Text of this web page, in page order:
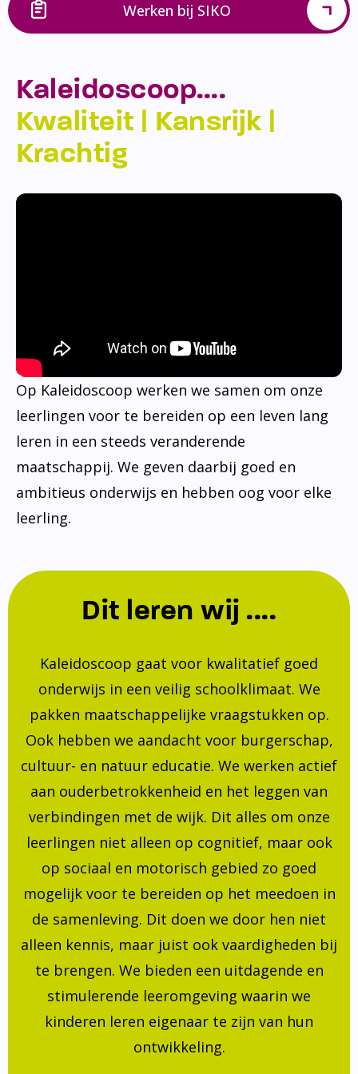
Werken bij SIKO
Kaleidoscoop….
Kwaliteit | Kansrijk |
Krachtig
Op Kaleidoscoop werken we samen om onze
leerlingen voor te bereiden op een leven lang
leren in een steeds veranderende
maatschappij. We geven daarbij goed en
ambitieus onderwijs en hebben oog voor elke
leerling.
Dit leren wij ....
Kaleidoscoop gaat voor kwalitatief goed
onderwijs in een veilig schoolklimaat. We
pakken maatschappelijke vraagstukken op.
Ook hebben we aandacht voor burgerschap,
cultuur- en natuur educatie. We werken actief
aan ouderbetrokkenheid en het leggen van
verbindingen met de wijk. Dit alles om onze
leerlingen niet alleen op cognitief, maar ook
op sociaal en motorisch gebied zo goed
mogelijk voor te bereiden op het meedoen in
de samenleving. Dit doen we door hen niet
alleen kennis, maar juist ook vaardigheden bij
te brengen. We bieden een uitdagende en
stimulerende leeromgeving waarin we
kinderen leren eigenaar te zijn van hun
ontwikkeling.